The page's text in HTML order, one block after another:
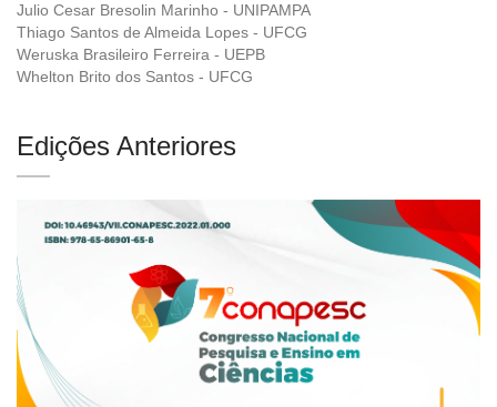
Julio Cesar Bresolin Marinho - UNIPAMPA
Thiago Santos de Almeida Lopes - UFCG
Weruska Brasileiro Ferreira - UEPB
Whelton Brito dos Santos - UFCG
Edições Anteriores